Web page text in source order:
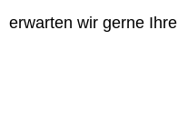
erwarten wir gerne Ihre